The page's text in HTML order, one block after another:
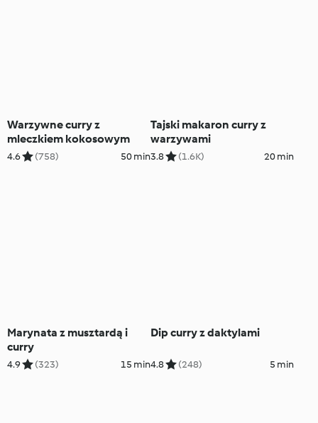
Warzywne curry z
mleczkiem kokosowym
4.6 (758) 50 min
Tajski makaron curry z
warzywami
3.8 (1.6K) 20 min
Marynata z musztardą i
curry
4.9 (323) 15 min
Dip curry z daktylami
4.8 (248) 5 min